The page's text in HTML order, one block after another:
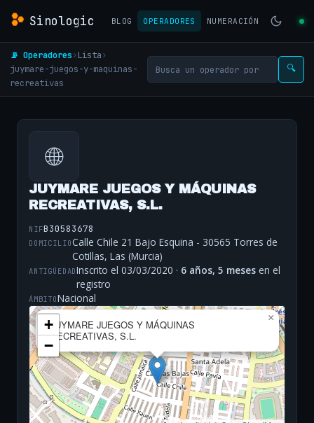
Sinologic BLOG OPERADORES NUMERACIÓN
📡 Operadores› Lista›
juymare-juegos-y-maquinas-
recreativas
🔍
🌐
JUYMARE JUEGOS Y MÁQUINAS
RECREATIVAS, S.L.
NIFB30583678
DOMICILIOCalle Chile 21 Bajo Esquina - 30565 Torres de
Cotillas, Las (Murcia)
ANTIGÜEDADInscrito el 03/03/2020 · 6 años, 5 meses en el
registro
ÁMBITONacional
JUYMARE JUEGOS Y MÁQUINAS
RECREATIVAS, S.L.
×
+
−